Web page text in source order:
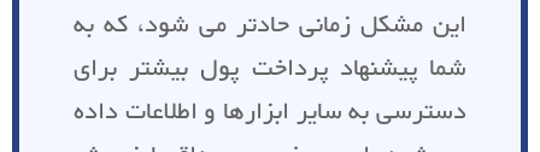
این مشکل زمانی حادتر می شود، که به
شما پیشنهاد پرداخت پول بیشتر برای
دسترسی به سایر ابزارها و اطلاعات داده